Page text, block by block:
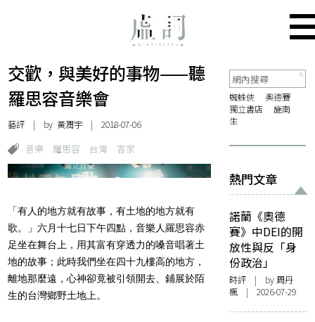
交歡，與美好的事物——聽
羅思容音樂會
藝評 | by 黃潤宇 | 2018-07-06
音樂 羅思容 台灣 客家
「有人的地方就有故事，有土地的地方就有
歌。」六月十七日下午四點，音樂人羅思容赤
足坐在舞台上，用其富有穿透力的嗓音唱著土
地的故事；此時我們坐在四十九樓高的地方，
離地那麼遠，心神卻竟被引領開去、鋪展於陌
生的台灣鄉野土地上。
蜘蛛俠
奧德賽
獨立書店
施南
生
熱門文章
諾蘭《奧德
賽》中DEI的開
放性與反「身
份政治」
時評 | by周丹
楓 | 2026-07-29